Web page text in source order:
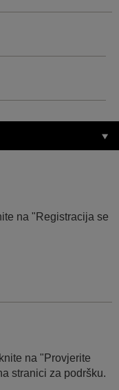
na "Registracija se
na "Provjerite
stranici za podršku.